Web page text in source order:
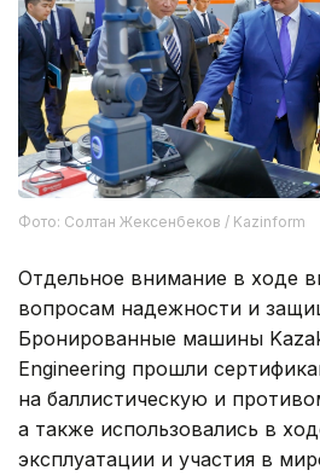
Фото: Солтан Жексенбеков / Kazinform
Отдельное внимание в ходе
вопросам надежности и
Бронированные машины
Engineering прошли
на баллистическую и
а также использовались в
эксплуатации и участия в